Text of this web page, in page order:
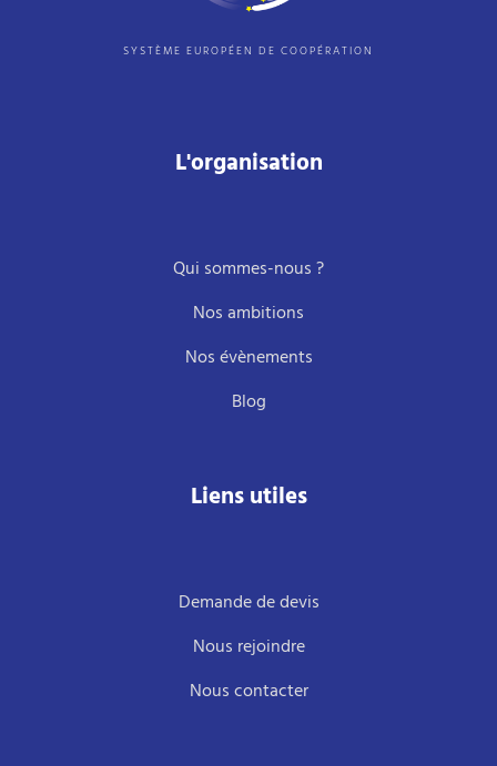
SYSTÈME EUROPÉEN DE COOPÉRATION
L'organisation
Qui sommes-nous ?
Nos ambitions
Nos évènements
Blog
Liens utiles
Demande de devis
Nous rejoindre
Nous contacter